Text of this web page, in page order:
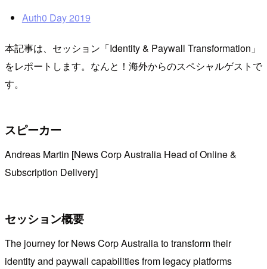
Auth0 Day 2019
本記事は、セッション「Identity & Paywall Transformation」
をレポートします。なんと！海外からのスペシャルゲストで
す。
スピーカー
Andreas Martin [News Corp Australia Head of Online &
Subscription Delivery]
セッション概要
The journey for News Corp Australia to transform their
identity and paywall capabilities from legacy platforms